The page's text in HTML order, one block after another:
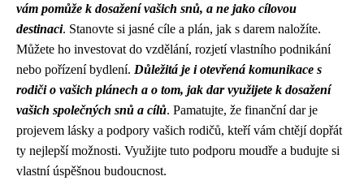
vám pomůže k dosažení vašich snů, a ne jako cílovou
destinaci. Stanovte si jasné cíle a plán, jak s darem naložíte.
Můžete ho investovat do vzdělání, rozjetí vlastního podnikání
nebo pořízení bydlení. Důležitá je i otevřená komunikace s
rodiči o vašich plánech a o tom, jak dar využijete k dosažení
vašich společných snů a cílů. Pamatujte, že finanční dar je
projevem lásky a podpory vašich rodičů, kteří vám chtějí dopřát
ty nejlepší možnosti. Využijte tuto podporu moudře a budujte si
vlastní úspěšnou budoucnost.